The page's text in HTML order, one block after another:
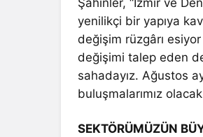
Şahinler, “İzmir ve
yenilikçi bir yapıya
değişim rüzgârı
değişimi talep eden
sahadayız. Ağustos
buluşmalarımız
SEKTÖRÜMÜZÜN